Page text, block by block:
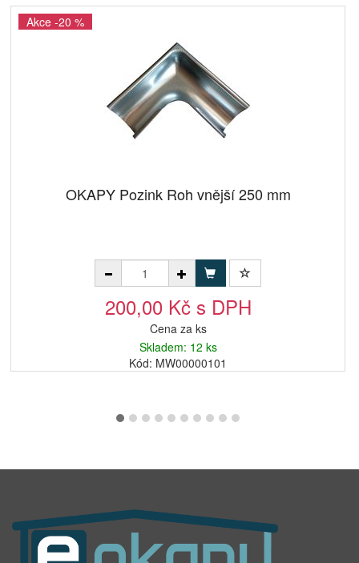
Akce -20 %
OKAPY Pozink Roh vnější 250 mm
200,00 Kč s DPH
Cena za ks
Skladem: 12 ks
Kód: MW00000101